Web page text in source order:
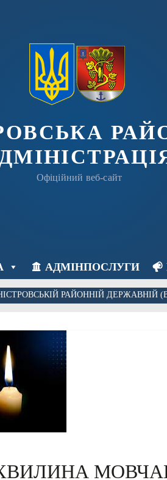
Офіційний веб-сайт
АДМІНПОСЛУГИ
РАЙОННІЙ ДЕРЖАВНІЙ